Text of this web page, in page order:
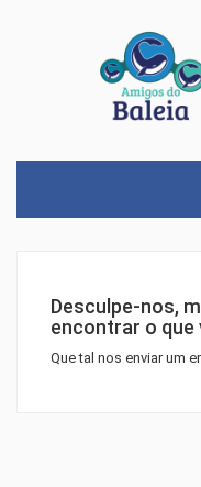
Desculpe-nos,
encontrar o
Que tal nos enviar um